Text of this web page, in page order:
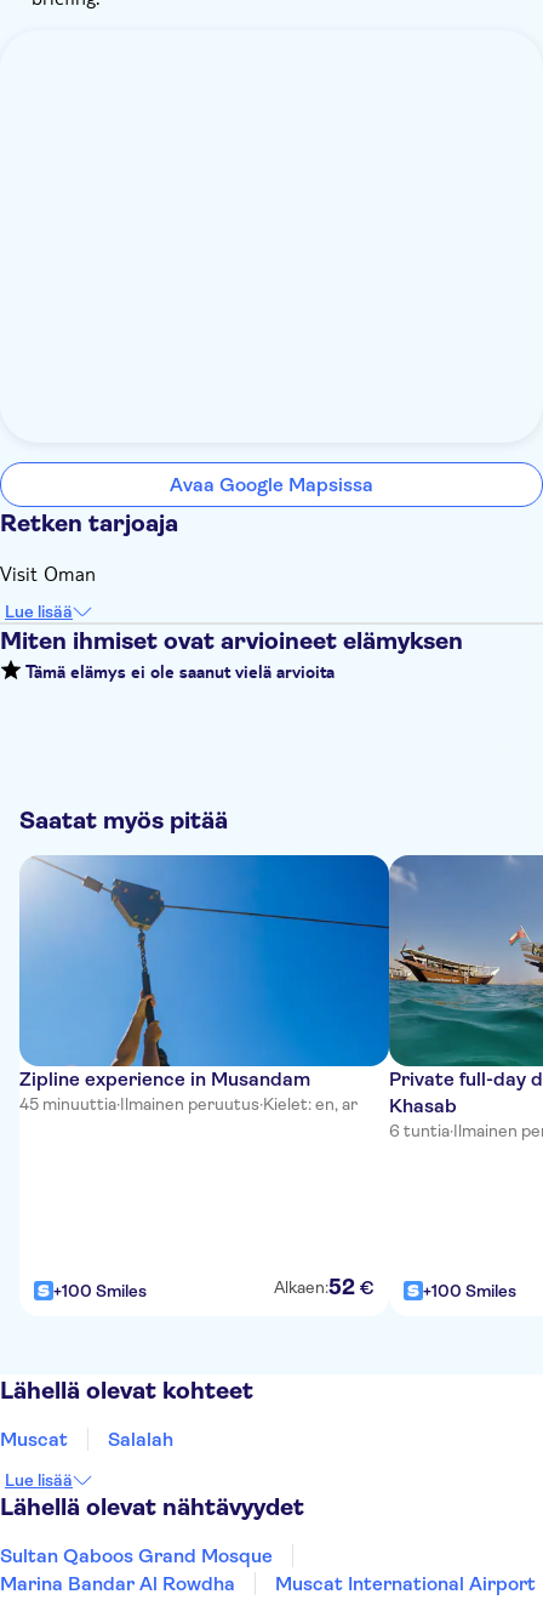
Avaa Google Mapsissa
Retken tarjoaja
Visit Oman
Lue lisää
Miten ihmiset ovat arvioineet elämyksen
Tämä elämys ei ole saanut vielä arvioita
Saatat myös pitää
Zipline experience in Musandam
45 minuuttia·Ilmainen peruutus·Kielet: en, ar
+100 Smiles Alkaen:52 €
Private full-day
Khasab
6 tuntia·Ilmainen
+100 Smiles
Lähellä olevat kohteet
Muscat Salalah
Lue lisää
Lähellä olevat nähtävyydet
Sultan Qaboos Grand Mosque
Marina Bandar Al Rowdha
Muscat International Airport